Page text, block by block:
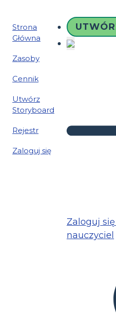
Strona
Główna
Zasoby
Cennik
Utwórz
Storyboard
Rejestr
Zaloguj się
Zaloguj się
nauczyciel